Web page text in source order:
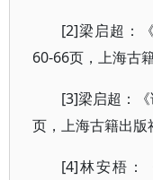
[2]梁启超：
60-66页，上海古
[3]梁启超：
页，上海古籍出版
[4]林安梧：